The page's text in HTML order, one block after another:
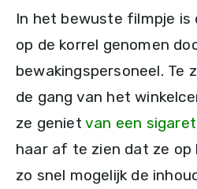
In het bewuste filmpje is
op de korrel genomen
bewakingspersoneel. Te
de gang van het
ze geniet van een sigaret
haar af te zien dat ze op
zo snel mogelijk de